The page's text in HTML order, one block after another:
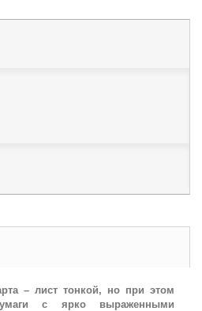
– лист тонкой, но при этом
с ярко выраженными